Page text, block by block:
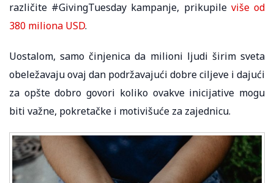
različite #GivingTuesday kampanje, prikupile više od
380 miliona USD.
Uostalom, samo činjenica da milioni ljudi širim sveta
obeležavaju ovaj dan podržavajući dobre ciljeve i dajući
za opšte dobro govori koliko ovakve inicijative mogu
biti važne, pokretačke i motivišuće za zajednicu.